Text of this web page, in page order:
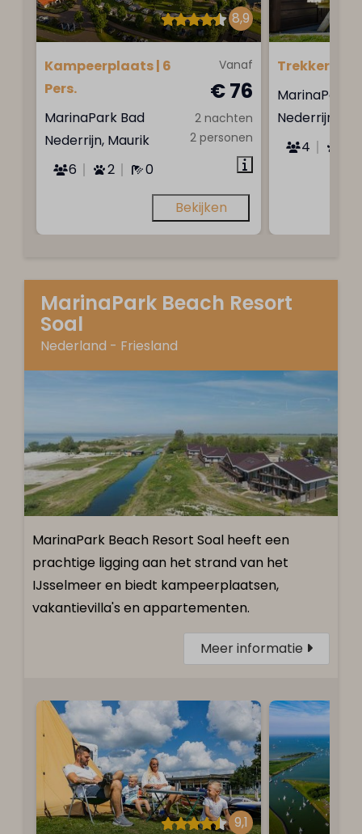
8,9
Vanaf
€ 76
2 nachten
2 personen
Kampeerplaats | 6
Pers.
MarinaPark Bad
Nederrijn, Maurik
6
2 0
Bekijken
Trekkershut
MarinaPark
Nederrijn,
4
MarinaPark Beach Resort
Soal
Nederland - Friesland
MarinaPark Beach Resort Soal heeft een
prachtige ligging aan het strand van het
IJsselmeer en biedt kampeerplaatsen,
vakantievilla's en appartementen.
Meer informatie
9,1